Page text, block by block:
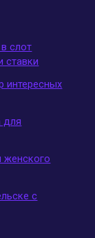
слот
ставки
интересных
для
женского
с